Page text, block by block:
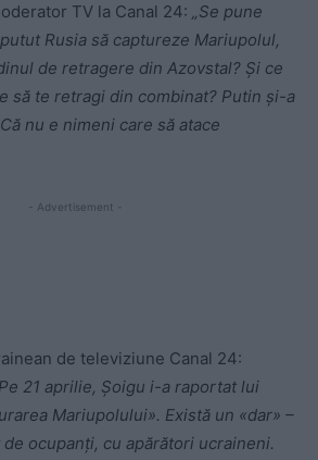
TV la Canal 24: „Se pune
Rusia să captureze Mariupolul,
de retragere din Azovstal? Și ce
să te retragi din combinat? Putin și-a
nu e nimeni care să atace
- Advertisement -
de televiziune Canal 24:
21 aprilie, Șoigu i-a raportat lui
Mariupolului». Există un «dar» –
ocupanți, cu apărători ucraineni.